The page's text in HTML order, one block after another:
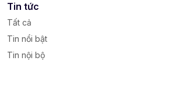
Tin tức
Tất cả
Tin nổi bật
Tin nội bộ